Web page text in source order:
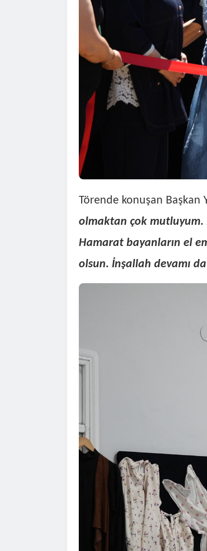
Törende konuşan Başkan
olmaktan çok mutluyum.
Hamarat bayanların el
olsun. İnşallah devamı